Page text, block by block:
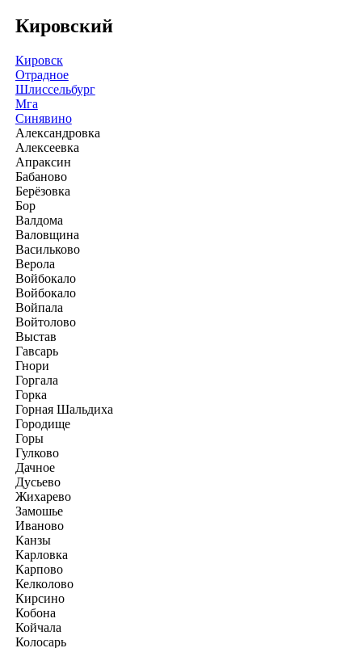
Кировский
Кировск
Отрадное
Шлиссельбург
Мга
Синявино
Александровка
Алексеевка
Апраксин
Бабаново
Берёзовка
Бор
Валдома
Валовщина
Васильково
Верола
Войбокало
Войбокало
Войпала
Войтолово
Выстав
Гавсарь
Гнори
Горгала
Горка
Горная Шальдиха
Городище
Горы
Гулково
Дачное
Дусьево
Жихарево
Замошье
Иваново
Канзы
Карловка
Карпово
Келколово
Кирсино
Кобона
Койчала
Колосарь